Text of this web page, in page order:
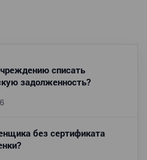
списать
задолженность?
без сертификата